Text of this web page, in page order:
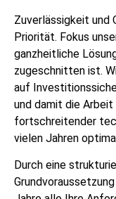
Zuverlässigkeit und
Priorität. Fokus
ganzheitliche
zugeschnitten ist.
auf
und damit die
fortschreitender
vielen Jahren
Durch eine